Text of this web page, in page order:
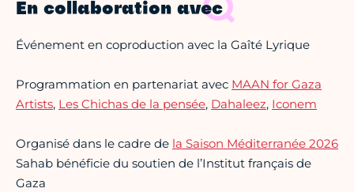
En collaboration avec
Événement en coproduction avec la Gaîté Lyrique
Programmation en partenariat avec MAAN for Gaza
Artists, Les Chichas de la pensée, Dahaleez, Iconem
Organisé dans le cadre de la Saison Méditerranée 2026
Sahab bénéficie du soutien de l’Institut français de
Gaza